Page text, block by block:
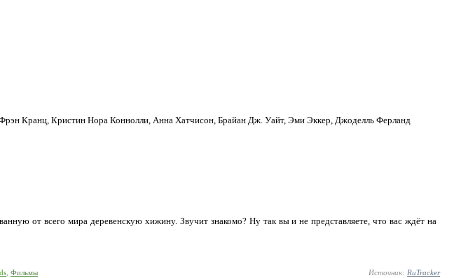
Кранц, Кристин Нора Коннолли, Анна Хатчисон, Брайан Дж. Уайт, Эми Эккер, Джоделль Ферланд
от всего мира деревенскую хижину. Звучит знакомо? Ну так вы и не представляете, что вас ждёт на
, Фильмы Источник: RuTracker